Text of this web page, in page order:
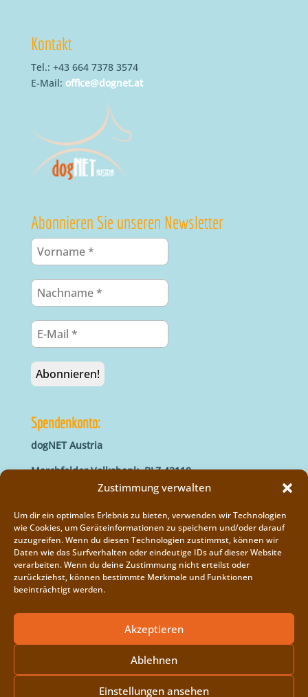
Zustimmung verwalten
Um dir ein optimales Erlebnis zu bieten, verwenden wir Technologien
wie Cookies, um Geräteinformationen zu speichern und/oder darauf
zuzugreifen. Wenn du diesen Technologien zustimmst, können wir
Daten wie das Surfverhalten oder eindeutige IDs auf dieser Website
verarbeiten. Wenn du deine Zustimmung nicht erteilst oder
zurückziehst, können bestimmte Merkmale und Funktionen
beeinträchtigt werden.
Akzeptieren
Ablehnen
Einstellungen ansehen
Kontakt
Tel.: +43 664 7378 3574
E-Mail: office@dognet.at
Abonnieren Sie unseren Newsletter
Spendenkonto:
dogNET Austria
Marchfelder Volksbank, BLZ 42110
IBAN: AT66 4211 0421 5000 0000
Cookie-Richtlinie (EU)